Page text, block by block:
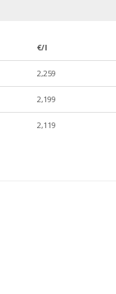
€/l
2,259
2,199
2,119